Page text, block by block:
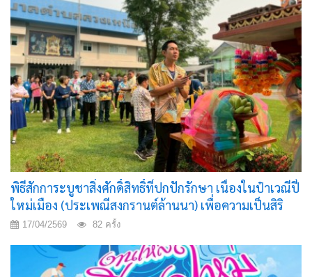
พิธีสักการะบูชาสิ่งศักดิ์สิทธิ์ที่ปกปักรักษา เนื่องในป๋าเวณีปี๋
ใหม่เมือง (ประเพณีสงกรานต์ล้านนา) เพื่อความเป็นสิริ
มงคลและสืบสานขนบธรรมเนียมประเพณีอันดีงามของ
17/04/2569 82 ครั้ง